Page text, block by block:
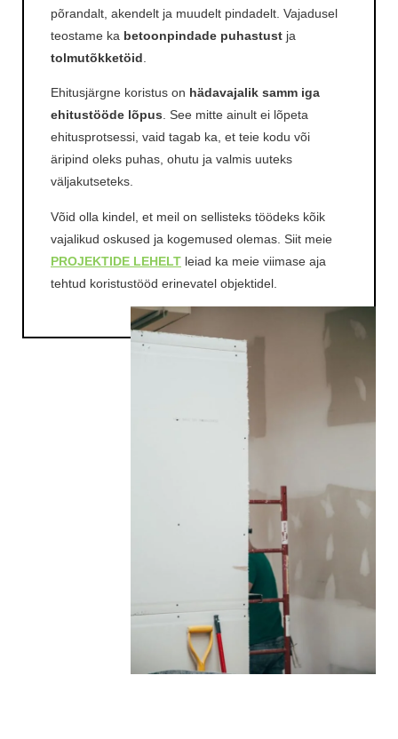
põrandalt, akendelt ja muudelt pindadelt. Vajadusel
teostame ka betoonpindade puhastust ja
tolmutõkketöid
Ehitusjärgne koristus on hädavajalik samm iga
ehitustööde lõpus. See mitte ainult ei lõpeta
ehitusprotsessi, vaid tagab ka, et teie kodu või
äripind oleks puhas, ohutu ja valmis uuteks
väljakutseteks.
Võid olla kindel, et meil on sellisteks töödeks kõik
vajalikud oskused ja kogemused olemas. Siit meie
PROJEKTIDE LEHELT leiad ka meie viimase aja
tehtud koristustööd erinevatel objektidel.